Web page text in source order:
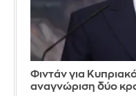
Φιντάν για
αναγνώριση δύο